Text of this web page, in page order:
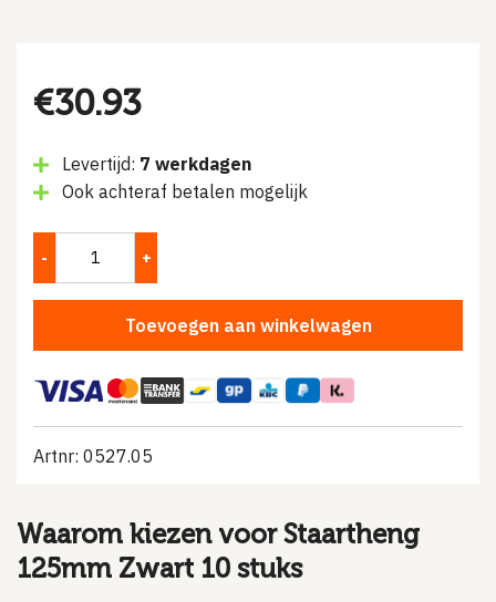
€30.93
Levertijd: 7 werkdagen
Ook achteraf betalen mogelijk
Toevoegen aan winkelwagen
Artnr: 0527.05
Waarom kiezen voor Staartheng
125mm Zwart 10 stuks